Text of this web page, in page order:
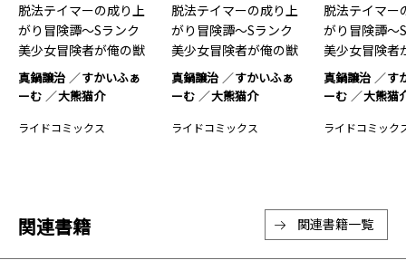
脱法テイマーの成り上
がり冒険譚～Sランク
美少女冒険者が俺の獣
魔に…8
真鍋譲治
すかいふぁ
ーむ
大熊猫介
ライドコミックス
脱法テイマーの成り上
がり冒険譚～Sランク
美少女冒険者が俺の獣
魔に…6
真鍋譲治
すかいふぁ
ーむ
大熊猫介
ライドコミックス
脱法テイマー
がり冒険譚～
美少女冒険者
魔に…5
真鍋譲治
す
ーむ
大熊猫
ライドコミック
関連書籍 関連書籍一覧